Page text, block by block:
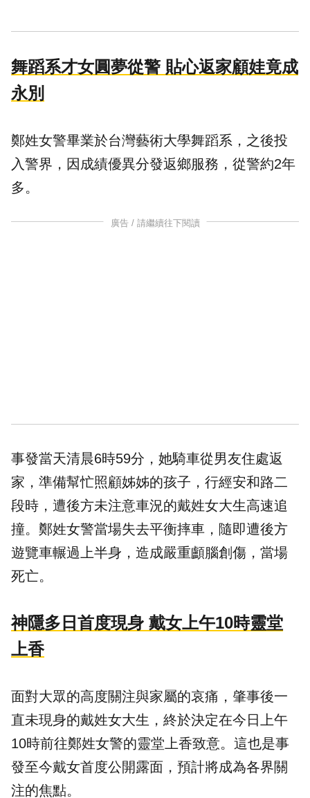
舞蹈系才女圓夢從警 貼心返家顧娃竟成
永別
鄭姓女警畢業於台灣藝術大學舞蹈系，之後投
入警界，因成績優異分發返鄉服務，從警約2年
多。
廣告 / 請繼續往下閱讀
事發當天清晨6時59分，她騎車從男友住處返
家，準備幫忙照顧姊姊的孩子，行經安和路二
段時，遭後方未注意車況的戴姓女大生高速追
撞。鄭姓女警當場失去平衡摔車，隨即遭後方
遊覽車輾過上半身，造成嚴重顱腦創傷，當場
死亡。
神隱多日首度現身 戴女上午10時靈堂
上香
面對大眾的高度關注與家屬的哀痛，肇事後一
直未現身的戴姓女大生，終於決定在今日上午
10時前往鄭姓女警的靈堂上香致意。這也是事
發至今戴女首度公開露面，預計將成為各界關
注的焦點。